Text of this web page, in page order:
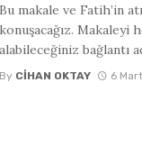
Bu makale ve Fatih’in
konuşacağız. Makaleyi
alabileceğiniz bağlantı
By CIHAN OKTAY 6